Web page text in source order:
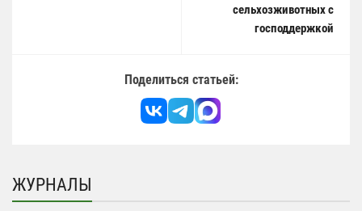
сельхозживотных с
господдержкой
Поделиться статьей:
ЖУРНАЛЫ